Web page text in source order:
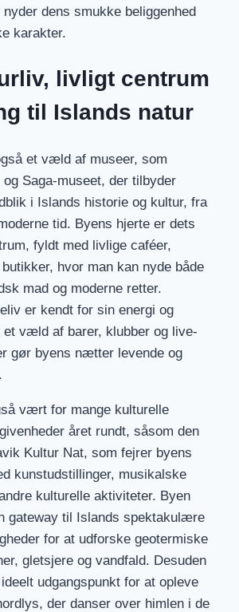
dens smukke beliggenhed
karakter.
livligt centrum
til Islands natur
et væld af museer, som
og Saga-museet, der tilbyder
i Islands historie og kultur, fra
tid. Byens hjerte er dets
fyldt med livlige caféer,
hvor man kan nyde både
mad og moderne retter.
er kendt for sin energi og
et væld af barer, klubber og live-
gør byens nætter levende og
vært for mange kulturelle
året rundt, såsom den
Kultur Nat, som fejrer byens
kunstudstillinger, musikalske
kulturelle aktiviteter. Byen
gateway til Islands spektakulære
for at udforske geotermiske
gletsjere og vandfald. Desuden
udgangspunkt for at opleve
der danser over himlen i de